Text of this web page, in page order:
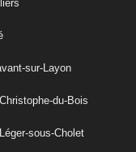
sur-Layon
du-Bois
sous-Cholet